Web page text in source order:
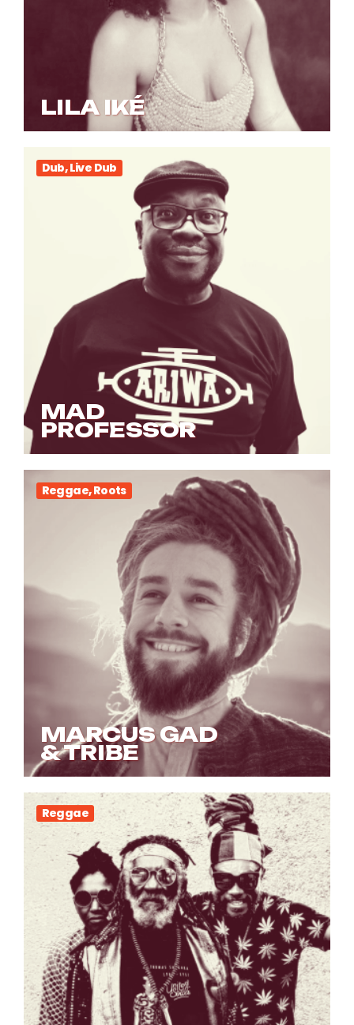
LILA IKÉ
Dub, Live Dub
MAD
PROFESSOR
Reggae, Roots
MARCUS GAD
& TRIBE
Reggae